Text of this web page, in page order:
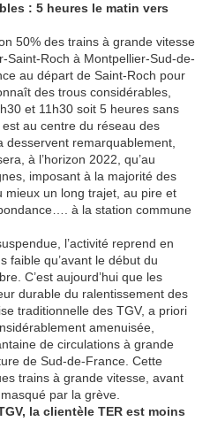
: 5 heures le matin vers
50% des trains à grande vitesse
Saint-Roch à Montpellier-Sud-de-
au départ de Saint-Roch pour
des trous considérables,
et 11h30 soit 5 heures sans
au centre du réseau des
remarquablement,
à l’horizon 2022, qu’au
imposant à la majorité des
mieux un long trajet, au pire et
à la station commune
l’activité reprend en
faible qu’avant le début du
C’est aujourd’hui que les
durable du ralentissement des
traditionnelle des TGV, a priori
amenuisée,
de circulations à grande
de Sud-de-France. Cette
trains à grande vitesse, avant
par la grève.
la clientèle TER est moins